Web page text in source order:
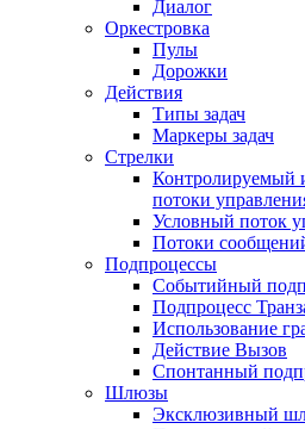
Диалог
Оркестровка
Пулы
Дорожки
Действия
Типы задач
Маркеры задач
Стрелки
Контролируемый
потоки
Условный поток
Потоки
Подпроцессы
Событийный
Подпроцесс
Использование
Действие Вызов
Спонтанный
Шлюзы
Эксклюзивный